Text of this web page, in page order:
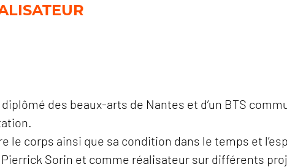
des beaux-arts de Nantes et d’un BTS
le corps ainsi que sa condition dans le temps et
Sorin et comme réalisateur sur différents